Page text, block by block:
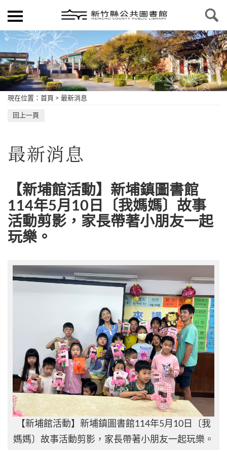
現在位置 ： 首頁 > 最新消息
回上一頁
最新消息
【新埔館活動】新埔鎮圖書館
114年5月10日〔我媽媽〕故事
活動剪影，家長帶著小朋友一起
玩樂。
【新埔館活動】新埔鎮圖書館114年5月10日〔我
媽媽〕故事活動剪影，家長帶著小朋友一起玩樂。